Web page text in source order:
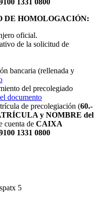
1331 0800
DE HOMOLOGACIÓN:
oficial.
de la solicitud de
bancaria (rellenada y
del precolegiado
documento
de precolegiación (60.-
y NOMBRE del
cuenta de CAIXA
1331 0800
5